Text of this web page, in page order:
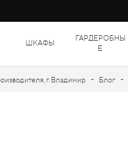
ШКАФЫ
ГАРДЕРОБНЫ
Е
г. Владимир - Блог -